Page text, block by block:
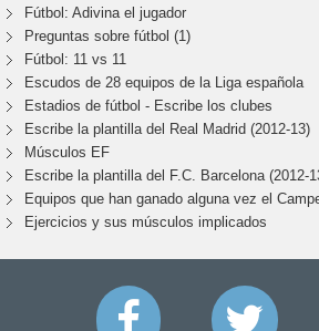
Fútbol: Adivina el jugador
Preguntas sobre fútbol (1)
Fútbol: 11 vs 11
Escudos de 28 equipos de la Liga española
Estadios de fútbol - Escribe los clubes
Escribe la plantilla del Real Madrid (2012-13)
Músculos EF
Escribe la plantilla del F.C. Barcelona (2012-
Equipos que han ganado alguna vez el
Ejercicios y sus músculos implicados